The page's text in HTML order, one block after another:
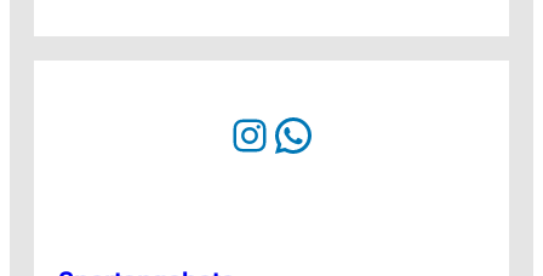
Instagram WhatsApp